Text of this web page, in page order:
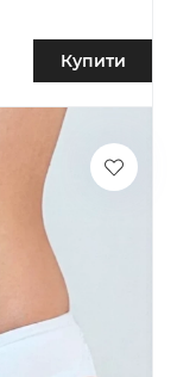
Купити